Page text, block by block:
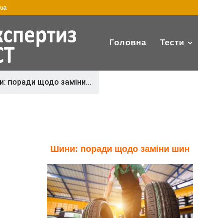
Головна Тести
поради щодо заміни...
Шини: поради щодо заміни шин